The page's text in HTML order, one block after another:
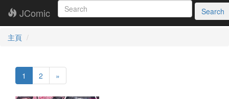
JComic Search
主頁
1 2 »